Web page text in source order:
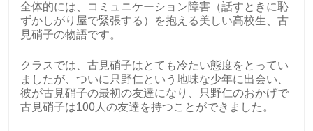
全体的には、コミュニケーション障害（話すときに恥
ずかしがり屋で緊張する）を抱える美しい高校生、古
見硝子の物語です。
クラスでは、古見硝子はとても冷たい態度をとってい
ましたが、ついに只野仁という地味な少年に出会い、
彼が古見硝子の最初の友達になり、只野仁のおかげで
古見硝子は100人の友達を持つことができました。